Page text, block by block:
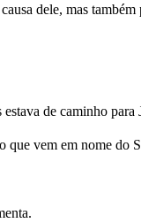
dele, mas
de caminho para
vem em nome do